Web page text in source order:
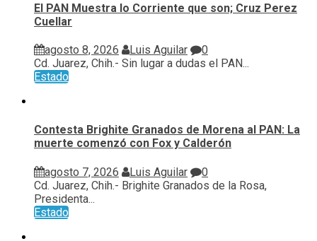
El PAN Muestra lo Corriente que son; Cruz Perez
Cuellar
agosto 8, 2026 Luis Aguilar
0
Cd. Juarez, Chih.- Sin lugar a dudas el PAN...
Estado
Contesta Brighite Granados de Morena al PAN: La
muerte comenzó con Fox y Calderón
agosto 7, 2026 Luis Aguilar
0
Cd. Juarez, Chih.- Brighite Granados de la Rosa,
Presidenta...
Estado